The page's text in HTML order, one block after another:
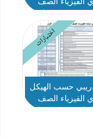
اختبارات
حسب الهيكل
الفيزياء الصف